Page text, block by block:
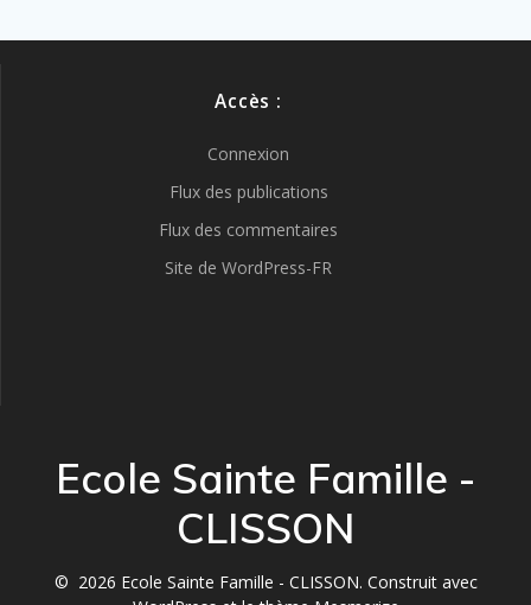
Accès :
Connexion
Flux des publications
Flux des commentaires
Site de WordPress-FR
Ecole Sainte Famille -
CLISSON
© 2026 Ecole Sainte Famille - CLISSON. Construit avec